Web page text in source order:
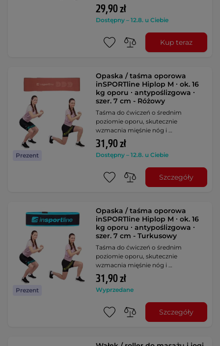
29,90 zł
Dostępny – 12.8. u Ciebie
Kup teraz
Prezent
Opaska / taśma oporowa
inSPORTline Hiplop M ∙ ok. 16
kg oporu ∙ antypoślizgowa ∙
szer. 7 cm - Różowy
Taśma do ćwiczeń o średnim
poziomie oporu, skutecznie
wzmacnia mięśnie nóg i …
31,90 zł
Dostępny – 12.8. u Ciebie
Szczegóły
Prezent
Opaska / taśma oporowa
inSPORTline Hiplop M ∙ ok. 16
kg oporu ∙ antypoślizgowa ∙
szer. 7 cm - Turkusowy
Taśma do ćwiczeń o średnim
poziomie oporu, skutecznie
wzmacnia mięśnie nóg i …
31,90 zł
Wyprzedane
Szczegóły